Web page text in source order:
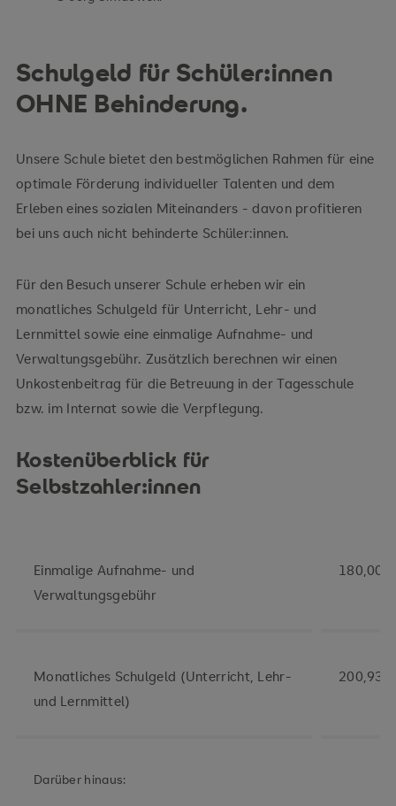
Schulgeld für Schüler:innen
OHNE Behinderung.
Unsere Schule bietet den bestmöglichen Rahmen für eine
optimale Förderung individueller Talenten und dem
Erleben eines sozialen Miteinanders - davon profitieren
bei uns auch nicht behinderte Schüler:innen.
Für den Besuch unserer Schule erheben wir ein
monatliches Schulgeld für Unterricht, Lehr- und
Lernmittel sowie eine einmalige Aufnahme- und
Verwaltungsgebühr. Zusätzlich berechnen wir einen
Unkostenbeitrag für die Betreuung in der Tagesschule
bzw. im Internat sowie die Verpflegung.
Kostenüberblick für
Selbstzahler:innen
Einmalige Aufnahme- und
Verwaltungsgebühr
180,00
Monatliches Schulgeld (Unterricht, Lehr-
und Lernmittel)
200,93
Darüber hinaus: